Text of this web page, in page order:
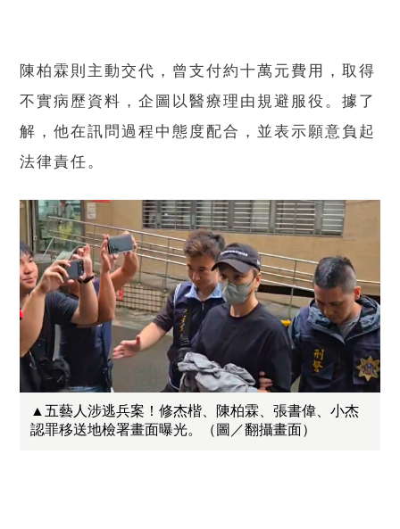
陳柏霖則主動交代，曾支付約十萬元費用，取得
不實病歷資料，企圖以醫療理由規避服役。據了
解，他在訊問過程中態度配合，並表示願意負起
法律責任。
▲五藝人涉逃兵案！修杰楷、陳柏霖、張書偉、小杰
認罪移送地檢署畫面曝光。（圖／翻攝畫面）